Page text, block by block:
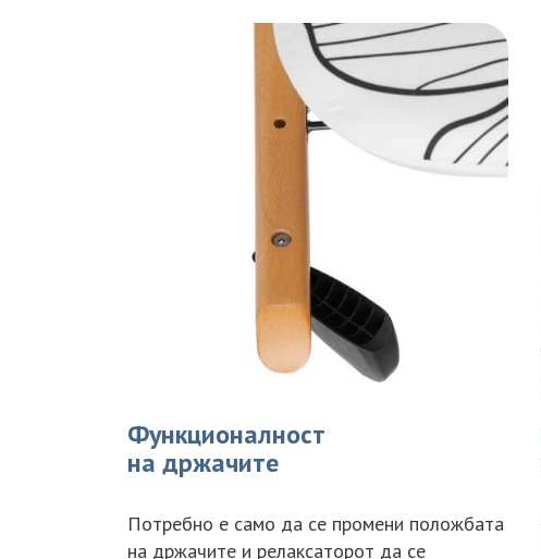
Функционалност
на држачите
Потребно е само да се промени положбата
на држачите и релаксаторот да се